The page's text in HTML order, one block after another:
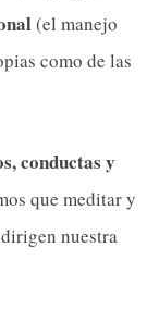
(el manejo
como de las
conductas y
que meditar y
nuestra